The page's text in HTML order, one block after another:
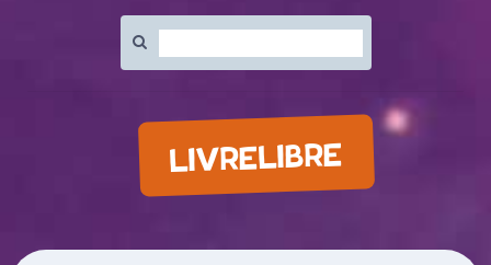
:
LIVRELIBRE